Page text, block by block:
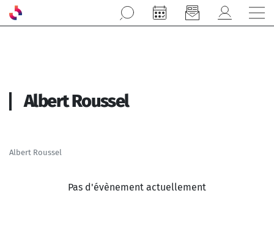
Aller au contenu principal
Albert Roussel
Albert Roussel
Pas d'évènement actuellement